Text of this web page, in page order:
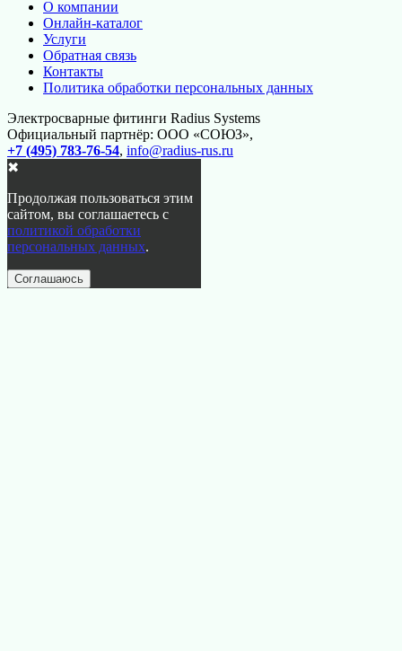
О компании
Онлайн-каталог
Услуги
Обратная связь
Контакты
Политика обработки персональных данных
Электросварные фитинги Radius Systems
Официальный партнёр: ООО «СОЮЗ»,
+7 (495) 783-76-54, info@radius-rus.ru
✖
Продолжая пользоваться этим
сайтом, вы соглашаетесь с
политикой обработки
персональных данных.
Соглашаюсь